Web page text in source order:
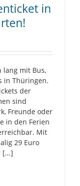
in
lang mit Bus,
in Thüringen.
der
sind
Freunde oder
in den Ferien
Mit
29 Euro
[...]